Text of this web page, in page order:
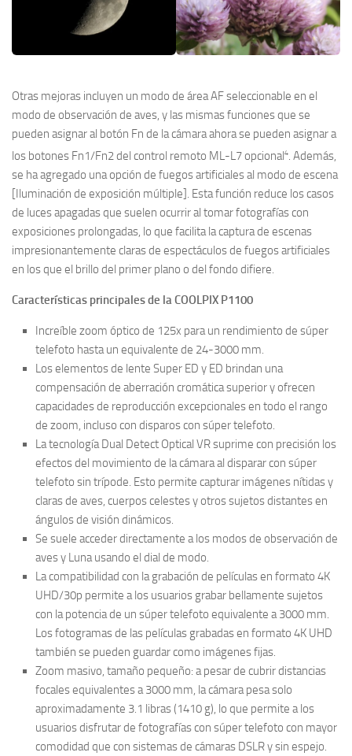
Otras mejoras incluyen un modo de área AF seleccionable en el
modo de observación de aves, y las mismas funciones que se
pueden asignar al botón Fn de la cámara ahora se pueden asignar a
los botones Fn1/Fn2 del control remoto ML-L7 opcional4. Además,
se ha agregado una opción de fuegos artificiales al modo de escena
[Iluminación de exposición múltiple]. Esta función reduce los casos
de luces apagadas que suelen ocurrir al tomar fotografías con
exposiciones prolongadas, lo que facilita la captura de escenas
impresionantemente claras de espectáculos de fuegos artificiales
en los que el brillo del primer plano o del fondo difiere.
Características principales de la COOLPIX P1100
Increíble zoom óptico de 125x para un rendimiento de súper
telefoto hasta un equivalente de 24-3000 mm.
Los elementos de lente Super ED y ED brindan una
compensación de aberración cromática superior y ofrecen
capacidades de reproducción excepcionales en todo el rango
de zoom, incluso con disparos con súper telefoto.
La tecnología Dual Detect Optical VR suprime con precisión los
efectos del movimiento de la cámara al disparar con súper
telefoto sin trípode. Esto permite capturar imágenes nítidas y
claras de aves, cuerpos celestes y otros sujetos distantes en
ángulos de visión dinámicos.
Se suele acceder directamente a los modos de observación de
aves y Luna usando el dial de modo.
La compatibilidad con la grabación de películas en formato 4K
UHD/30p permite a los usuarios grabar bellamente sujetos
con la potencia de un súper telefoto equivalente a 3000 mm.
Los fotogramas de las películas grabadas en formato 4K UHD
también se pueden guardar como imágenes fijas.
Zoom masivo, tamaño pequeño: a pesar de cubrir distancias
focales equivalentes a 3000 mm, la cámara pesa solo
aproximadamente 3.1 libras (1410 g), lo que permite a los
usuarios disfrutar de fotografías con súper telefoto con mayor
comodidad que con sistemas de cámaras DSLR y sin espejo.